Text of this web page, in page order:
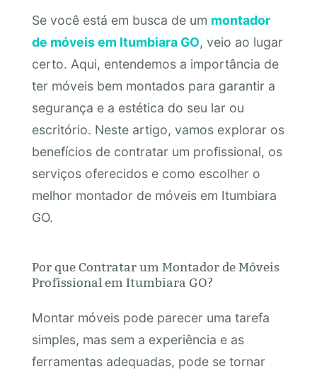
Se você está em busca de um montador
de móveis em Itumbiara GO, veio ao lugar
certo. Aqui, entendemos a importância de
ter móveis bem montados para garantir a
segurança e a estética do seu lar ou
escritório. Neste artigo, vamos explorar os
benefícios de contratar um profissional, os
serviços oferecidos e como escolher o
melhor montador de móveis em Itumbiara
GO.
Por que Contratar um Montador de Móveis
Profissional em Itumbiara GO?
Montar móveis pode parecer uma tarefa
simples, mas sem a experiência e as
ferramentas adequadas, pode se tornar